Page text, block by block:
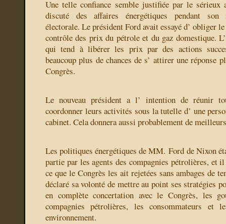
Une telle confiance semble justifiée par le
discuté des affaires énergétiques pendant son
électorale. Le président Ford avait essayé d’ obliger
contrôle des prix du pétrole et du gaz domestique.
qui tend à libérer les prix par des actions
beaucoup plus de chances de s’ attirer une réponse
Congrès.
Le nouveau président a l’ intention de réunir
coordonner leurs activités sous la tutelle d’ une
cabinet. Cela donnera aussi probablement de
Les politiques énergétiques de MM. Ford de Nixon
partie par les agents des compagnies pétrolières, et
ce que le Congrès les ait rejetées sans ambages de
déclaré sa volonté de mettre au point ses stratégies
en complète concertation avec le Congrès, les
compagnies pétrolières, les consommateurs et
environnement.